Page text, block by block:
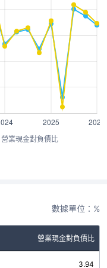
營業現金對負債比
數據單位：%
營業現金對負債比
3.94